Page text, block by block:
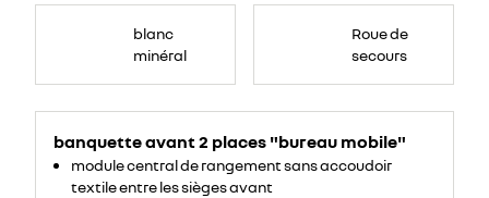
blanc
minéral
banquette avant 2 places "bureau mobile"
module central de rangement sans accoudoir
textile entre les sièges avant
Roue de
secours